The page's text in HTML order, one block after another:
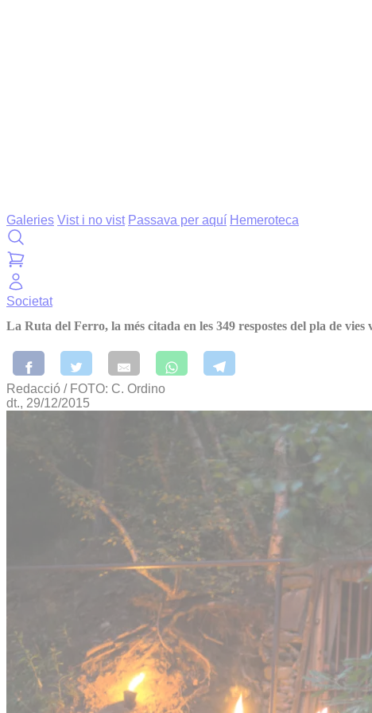
Galeries Vist i no vist Passava per aquí Hemeroteca
Societat
La Ruta del Ferro, la més citada en les 349 respostes del pla de vies
Redacció / FOTO: C. Ordino
dt., 29/12/2015